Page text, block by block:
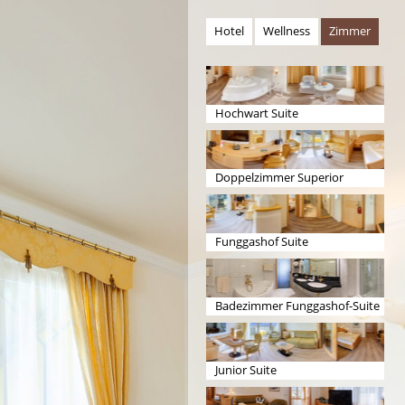
Hotel Wellness Zimmer
Hochwart Suite
Doppelzimmer Superior
Funggashof Suite
Badezimmer Funggashof-Suite
Junior Suite